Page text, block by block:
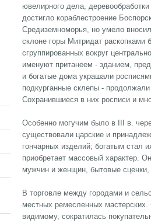
ювелирного дела,
достигло кораблестроение
Средиземноморья, но умело
склоне горы Митридат раскопками
сгруппированных вокруг
именуют пританеем - зданием,
и богатые дома украшали
подкурганные склепы -
Сохранившиеся в них росписи и
Особенно могучим было в III в.
существовали царские и
гончарных изделий; богатым стал
приобретает массовый характер.
мужчин и женщин, бытовые сценки,
В торговле между городами и
местных ремесленных
видимому, сократилась